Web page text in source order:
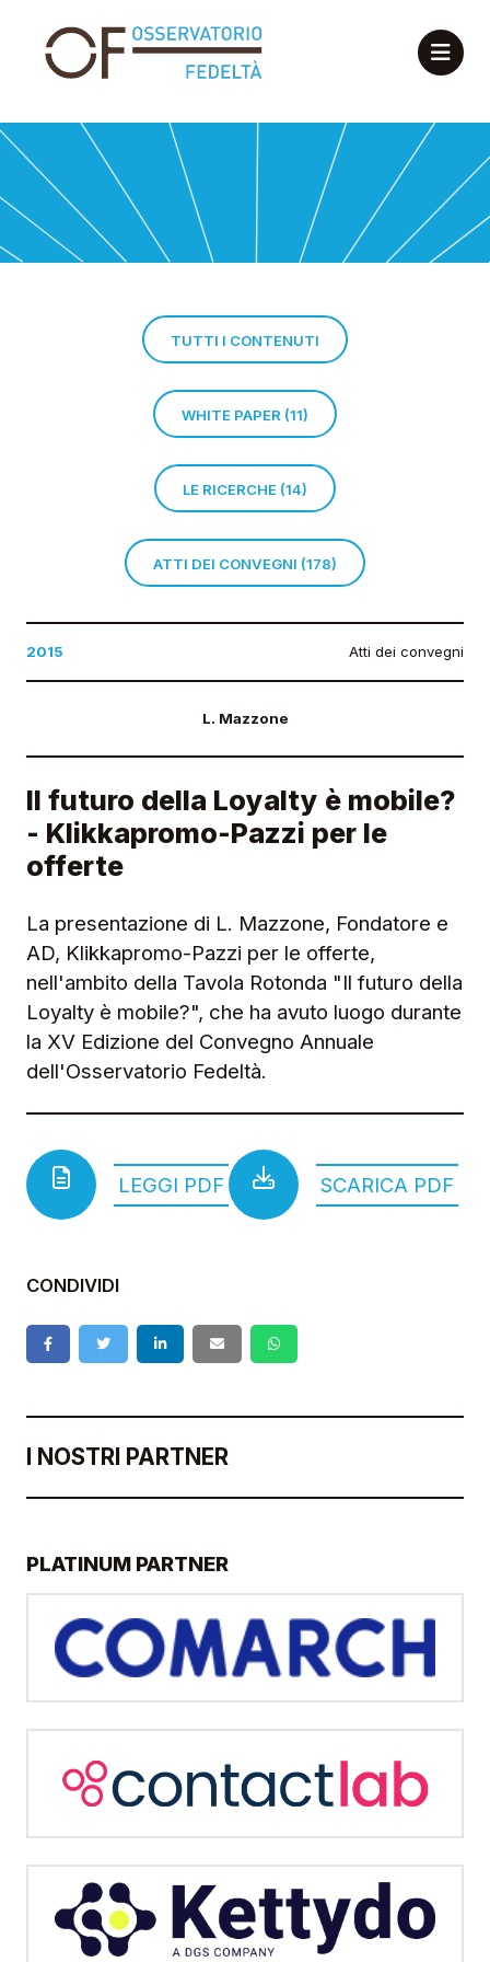
TUTTI I CONTENUTI
WHITE PAPER (11)
LE RICERCHE (14)
ATTI DEI CONVEGNI (178)
2015 Atti dei convegni
L. Mazzone
Il futuro della Loyalty è mobile?
- Klikkapromo-Pazzi per le
offerte
La presentazione di L. Mazzone, Fondatore e
AD, Klikkapromo-Pazzi per le offerte,
nell'ambito della Tavola Rotonda "Il futuro della
Loyalty è mobile?", che ha avuto luogo durante
la XV Edizione del Convegno Annuale
dell'Osservatorio Fedeltà.
LEGGI PDF SCARICA PDF
CONDIVIDI
I NOSTRI PARTNER
PLATINUM PARTNER